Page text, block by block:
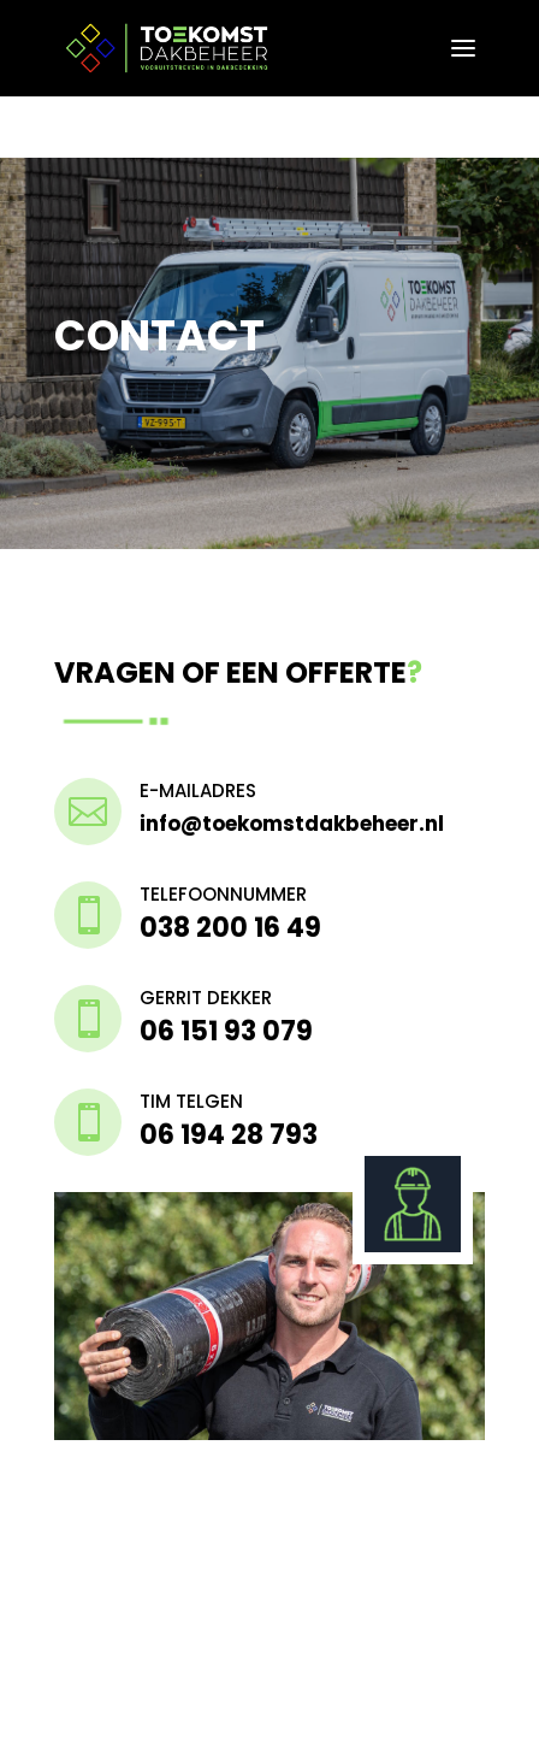
CONTACT
VRAGEN OF EEN OFFERTE?

E-MAILADRES
info@toekomstdakbeheer.nl

TELEFOONNUMMER
038 200 16 49

GERRIT DEKKER
06 151 93 079

TIM TELGEN
06 194 28 793